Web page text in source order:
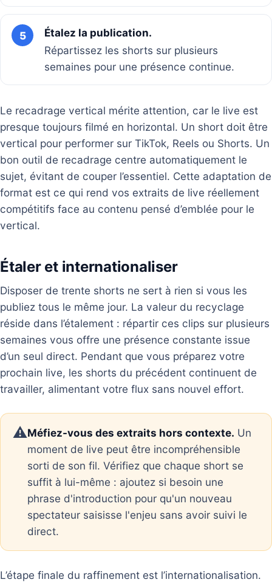
5
Étalez la publication.
Répartissez les shorts sur plusieurs
semaines pour une présence continue.
Le recadrage vertical mérite attention, car le live est
presque toujours filmé en horizontal. Un short doit être
vertical pour performer sur TikTok, Reels ou Shorts. Un
bon outil de recadrage centre automatiquement le
sujet, évitant de couper l’essentiel. Cette adaptation de
format est ce qui rend vos extraits de live réellement
compétitifs face au contenu pensé d’emblée pour le
vertical.
Étaler et internationaliser
Disposer de trente shorts ne sert à rien si vous les
publiez tous le même jour. La valeur du recyclage
réside dans l’étalement : répartir ces clips sur plusieurs
semaines vous offre une présence constante issue
d’un seul direct. Pendant que vous préparez votre
prochain live, les shorts du précédent continuent de
travailler, alimentant votre flux sans nouvel effort.
⚠️Méfiez-vous des extraits hors contexte. Un
moment de live peut être incompréhensible
sorti de son fil. Vérifiez que chaque short se
suffit à lui-même : ajoutez si besoin une
phrase d'introduction pour qu'un nouveau
spectateur saisisse l'enjeu sans avoir suivi le
direct.
L’étape finale du raffinement est l’internationalisation.